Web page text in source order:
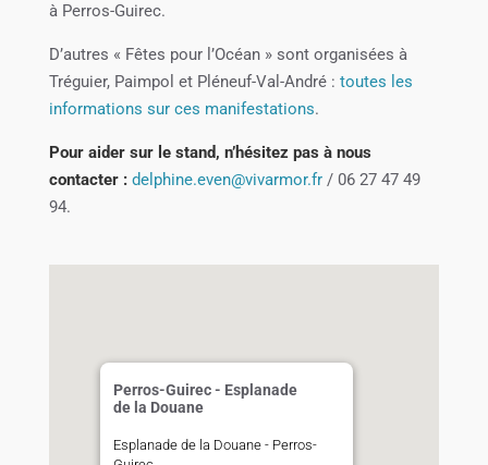
à Perros-Guirec.
D’autres « Fêtes pour l’Océan » sont organisées à
Tréguier, Paimpol et Pléneuf-Val-André : toutes les
informations sur ces manifestations.
Pour aider sur le stand, n’hésitez pas à nous
contacter : delphine.even@vivarmor.fr/ 06 27 47 49
94.
Perros-Guirec - Esplanade
de la Douane
Esplanade de la Douane - Perros-